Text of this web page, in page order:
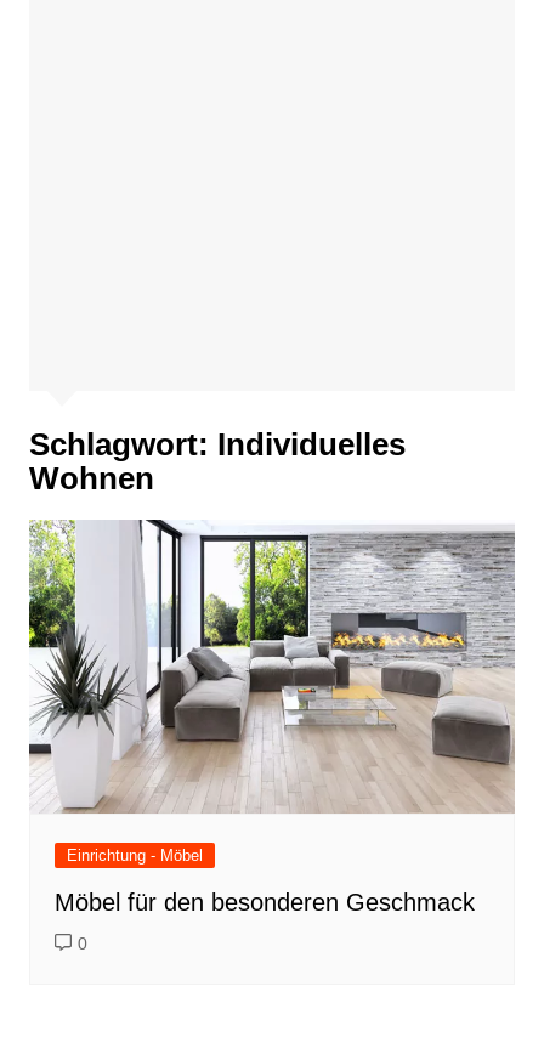
Schlagwort: Individuelles
Wohnen
Einrichtung - Möbel
Möbel für den besonderen Geschmack
0